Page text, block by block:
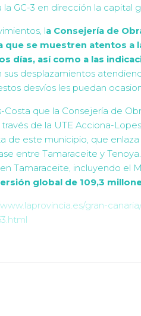
GC-3 en dirección la capital
la Consejería de
que se muestren atentos a
días, así como a las
desplazamientos
desvíos les puedan
Costa que la Consejería de
de la UTE Acciona-
de este municipio, que
entre Tamaraceite y
Tamaraceite, incluyendo el
global de 109,3
gran-